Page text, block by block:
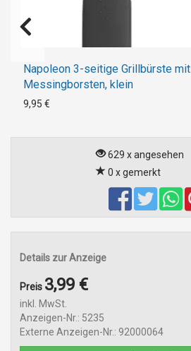
Napoleon 3-seitige Grillbürste mit
Messingborsten, klein
9,95 €
629 x angesehen
0 x gemerkt
Details zur Anzeige
Preis 3,99 €
inkl. MwSt.
Anzeigen-Nr.: 5235
Externe Anzeigen-Nr.: 92000064